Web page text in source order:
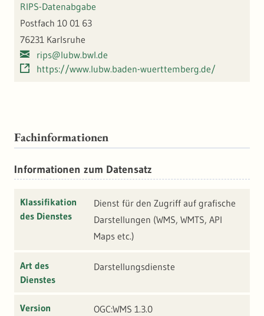
RIPS-Datenabgabe
Postfach 10 01 63
76231 Karlsruhe
rips@lubw.bwl.de
https://www.lubw.baden-wuerttemberg.de/
Fachinformationen
Informationen zum Datensatz
Klassifikation
des Dienstes
Dienst für den Zugriff auf grafische
Darstellungen (WMS, WMTS, API
Maps etc.)
Art des
Dienstes
Darstellungsdienste
Version OGC:WMS 1.3.0